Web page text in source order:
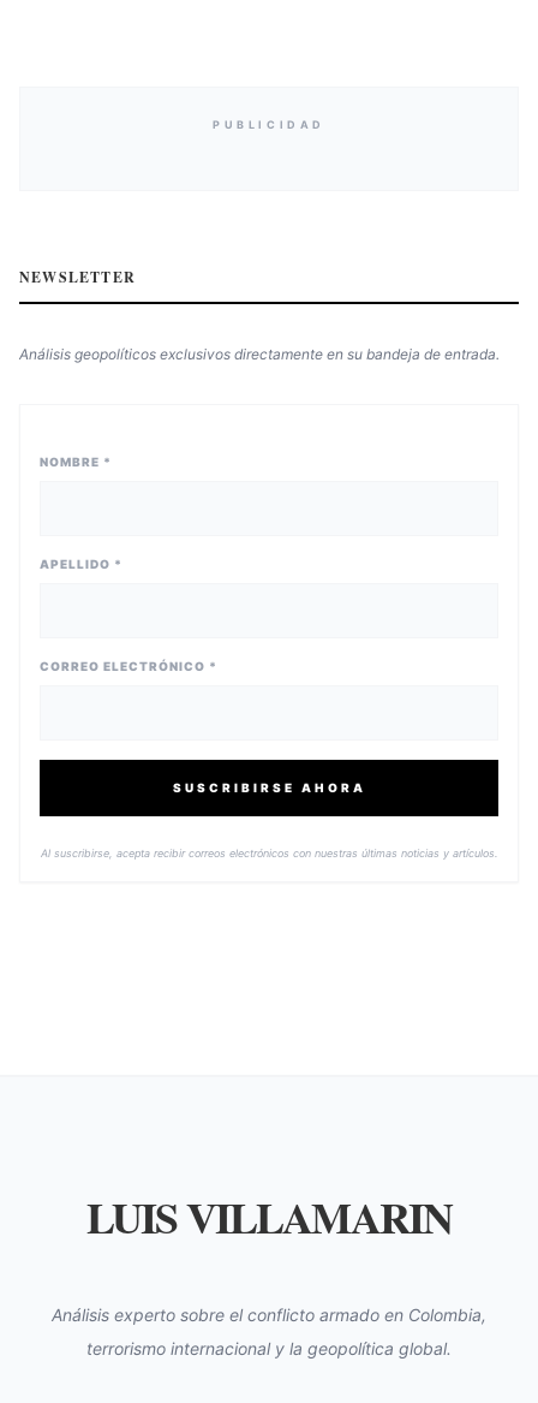
PUBLICIDAD
NEWSLETTER
Análisis geopolíticos exclusivos directamente en su bandeja de entrada.
NOMBRE *
APELLIDO *
CORREO ELECTRÓNICO *
SUSCRIBIRSE AHORA
Al suscribirse, acepta recibir correos electrónicos con nuestras últimas noticias y artículos.
LUIS VILLAMARIN
Análisis experto sobre el conflicto armado en Colombia,
terrorismo internacional y la geopolítica global.